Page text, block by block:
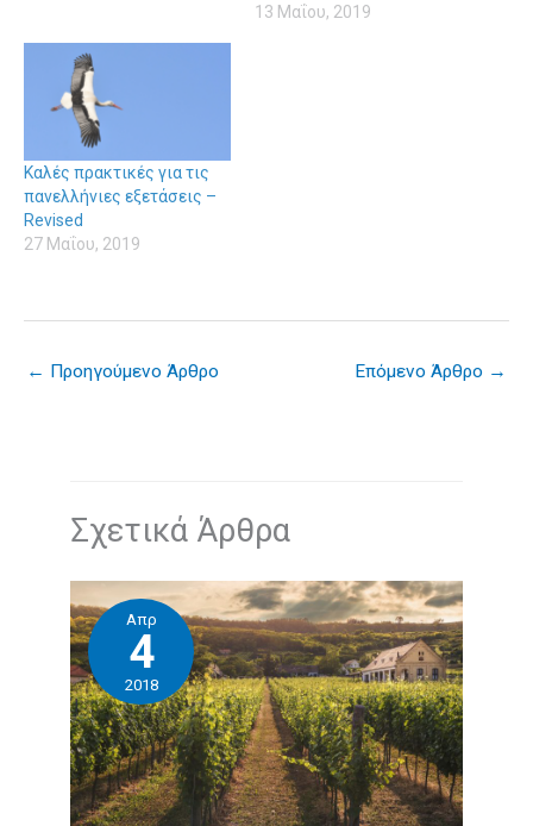
13 Μαΐου, 2019
Καλές πρακτικές για τις
πανελλήνιες εξετάσεις –
Revised
27 Μαΐου, 2019
← Προηγούμενο Άρθρο Επόμενο Άρθρο →
Σχετικά Άρθρα
Απρ
4
2018